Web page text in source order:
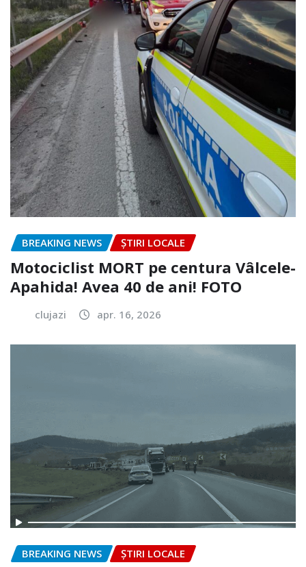
BREAKING NEWS ȘTIRI LOCALE
Motociclist MORT pe centura Vâlcele-
Apahida! Avea 40 de ani! FOTO
clujazi apr. 16, 2026
BREAKING NEWS ȘTIRI LOCALE